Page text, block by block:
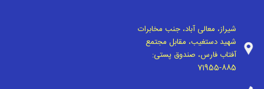
شیراز، معالی آباد، جنب مخابرات
شهید دستغیب، مقابل مجتمع
آفتاب فارس، صندوق پستی:
71955-885